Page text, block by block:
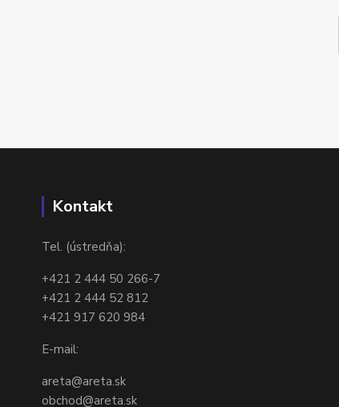
Kontakt
Tel. (ústredňa):
+421 2 444 50 266-7
+421 2 444 52 812
+421 917 620 984
E-mail:
areta@areta.sk
obchod@areta.sk